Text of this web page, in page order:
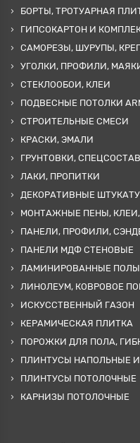
БОРТЫ, ТРОТУАРНАЯ
ГИПСОКАРТОН И
САМОРЕЗЫ, ШУРУПЫ,
УГОЛКИ, ПРОФИЛИ,
СТЕКЛООБОИ, КЛЕИ
ПОДВЕСНЫЕ ПОТОЛКИ
СТРОИТЕЛЬНЫЕ СМЕСИ
КРАСКИ, ЭМАЛИ
ГРУНТОВКИ,
ЛАКИ, ПРОПИТКИ
ДЕКОРАТИВНЫЕ
МОНТАЖНЫЕ ПЕНЫ,
ПАНЕЛИ, ПРОФИЛИ,
ПАНЕЛИ МДФ СТЕНОВЫЕ
ЛАМИНИРОВАННЫЕ ПОЛЫ
ЛИНОЛЕУМ, КОВРОВОЕ
ИСКУССТВЕННЫЙ ГАЗОН
КЕРАМИЧЕСКАЯ ПЛИТКА
ПОРОЖКИ ДЛЯ ПОЛА,
ПЛИНТУСЫ НАПОЛЬНЫЕ
ПЛИНТУСЫ ПОТОЛОЧНЫЕ
КАРНИЗЫ ПОТОЛОЧНЫЕ